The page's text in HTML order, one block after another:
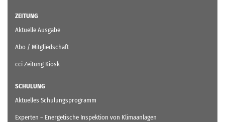
ZEITUNG
Aktuelle Ausgabe
Abo / Mitgliedschaft
cci Zeitung Kiosk
SCHULUNG
Aktuelles Schulungsprogramm
Experten – Energetische Inspektion von Klimaanlagen